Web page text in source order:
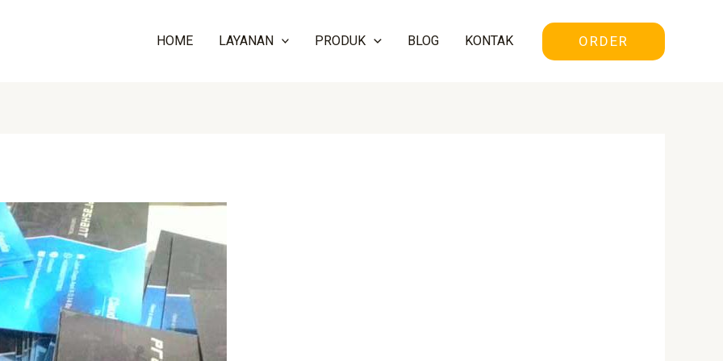
HOME LAYANAN PRODUK BLOG KONTAK ORDER